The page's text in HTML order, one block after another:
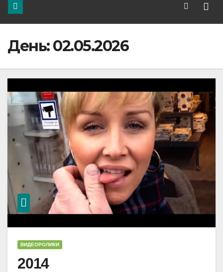
День:02.05.2026
ВИДЕОРОЛИКИ
2014